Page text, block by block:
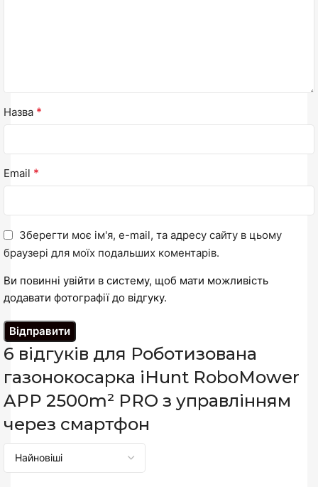
6 відгуків для Роботизована
газонокосарка iHunt RoboMower
APP 2500m² PRO з управлінням
через смартфон
Назва *
Email *
Зберегти моє ім'я, e-mail, та адресу сайту в цьому
браузері для моїх подальших коментарів.
Ви повинні увійти в систему, щоб мати можливість
додавати фотографії до відгуку.